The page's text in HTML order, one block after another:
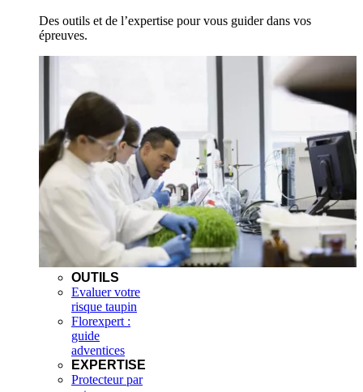
Des outils et de l’expertise pour vous guider dans vos
épreuves.
OUTILS
Evaluer votre
risque taupin
Florexpert :
guide
adventices
EXPERTISE
Protecteur par